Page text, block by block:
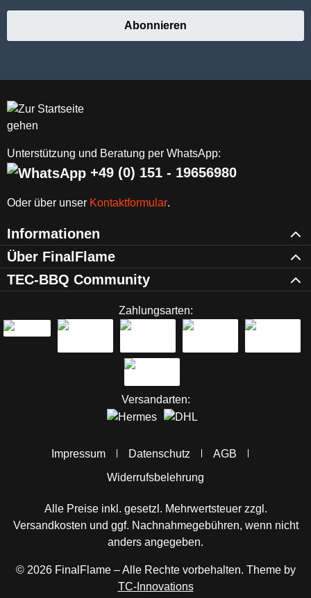
Abonnieren
Unterstützung und Beratung per WhatsApp:
+49 (0) 151 - 19656980
Oder über unser Kontaktformular.
Informationen
Über FinalFlame
TEC-BBQ Community
Zahlungsarten:
Versandarten:
Impressum Datenschutz
AGB
Widerrufsbelehrung
Alle Preise inkl. gesetzl. Mehrwertsteuer zzgl.
Versandkosten und ggf. Nachnahmegebühren, wenn nicht
anders angegeben.
© 2026 FinalFlame – Alle Rechte vorbehalten. Theme by
TC-Innovations